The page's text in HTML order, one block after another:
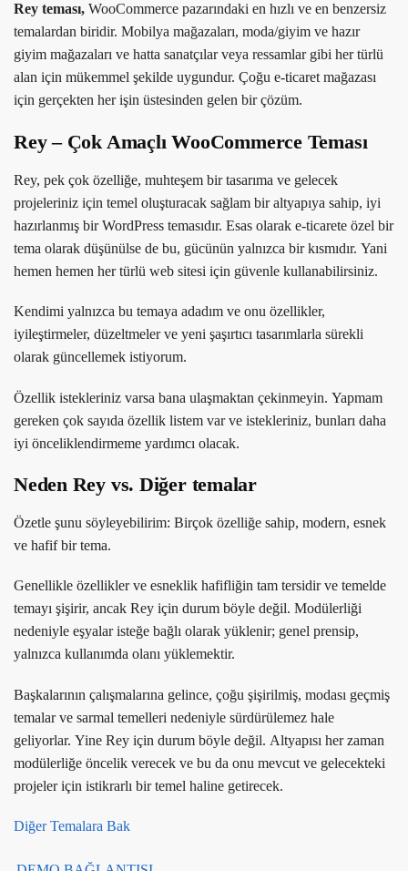
Rey teması, WooCommerce pazarındaki en hızlı ve en benzersiz
temalardan biridir. Mobilya mağazaları, moda/giyim ve hazır
giyim mağazaları ve hatta sanatçılar veya ressamlar gibi her türlü
alan için mükemmel şekilde uygundur. Çoğu e-ticaret mağazası
için gerçekten her işin üstesinden gelen bir çözüm.
Rey – Çok Amaçlı WooCommerce Teması
Rey, pek çok özelliğe, muhteşem bir tasarıma ve gelecek
projeleriniz için temel oluşturacak sağlam bir altyapıya sahip, iyi
hazırlanmış bir WordPress temasıdır. Esas olarak e-ticarete özel bir
tema olarak düşünülse de bu, gücünün yalnızca bir kısmıdır. Yani
hemen hemen her türlü web sitesi için güvenle kullanabilirsiniz.
Kendimi yalnızca bu temaya adadım ve onu özellikler,
iyileştirmeler, düzeltmeler ve yeni şaşırtıcı tasarımlarla sürekli
olarak güncellemek istiyorum.
Özellik istekleriniz varsa bana ulaşmaktan çekinmeyin. Yapmam
gereken çok sayıda özellik listem var ve istekleriniz, bunları daha
iyi önceliklendirmeme yardımcı olacak.
Neden Rey vs. Diğer temalar
Özetle şunu söyleyebilirim: Birçok özelliğe sahip, modern, esnek
ve hafif bir tema.
Genellikle özellikler ve esneklik hafifliğin tam tersidir ve temelde
temayı şişirir, ancak Rey için durum böyle değil. Modülerliği
nedeniyle eşyalar isteğe bağlı olarak yüklenir; genel prensip,
yalnızca kullanımda olanı yüklemektir.
Başkalarının çalışmalarına gelince, çoğu şişirilmiş, modası geçmiş
temalar ve sarmal temelleri nedeniyle sürdürülemez hale
geliyorlar. Yine Rey için durum böyle değil. Altyapısı her zaman
modülerliğe öncelik verecek ve bu da onu mevcut ve gelecekteki
projeler için istikrarlı bir temel haline getirecek.
Diğer Temalara Bak